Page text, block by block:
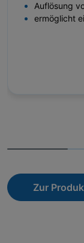
Auflösung
ermöglicht
Zur